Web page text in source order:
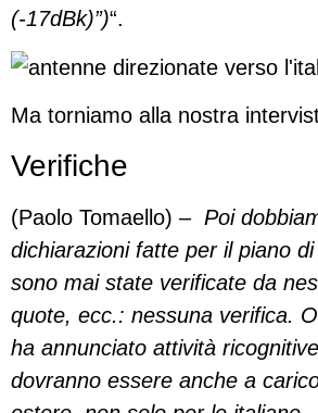
(-17dBk)”)“.
Ma torniamo alla nostra
Verifiche
(Paolo Tomaello) – Poi
dichiarazioni fatte per il piano
sono mai state verificate da
quote, ecc.: nessuna verifica.
ha annunciato attività
dovranno essere anche a